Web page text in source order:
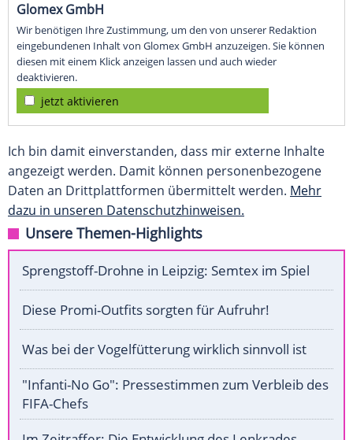
Glomex GmbH
Wir benötigen Ihre Zustimmung, um den von unserer Redaktion
eingebundenen Inhalt von Glomex GmbH anzuzeigen. Sie können
diesen mit einem Klick anzeigen lassen und auch wieder
deaktivieren.
jetzt aktivieren
Ich bin damit einverstanden, dass mir externe Inhalte
angezeigt werden. Damit können personenbezogene
Daten an Drittplattformen übermittelt werden. Mehr
dazu in unseren Datenschutzhinweisen.
Unsere Themen-Highlights
Sprengstoff-Drohne in Leipzig: Semtex im Spiel
Diese Promi-Outfits sorgten für Aufruhr!
Was bei der Vogelfütterung wirklich sinnvoll ist
"Infanti-No Go": Pressestimmen zum Verbleib des
FIFA-Chefs